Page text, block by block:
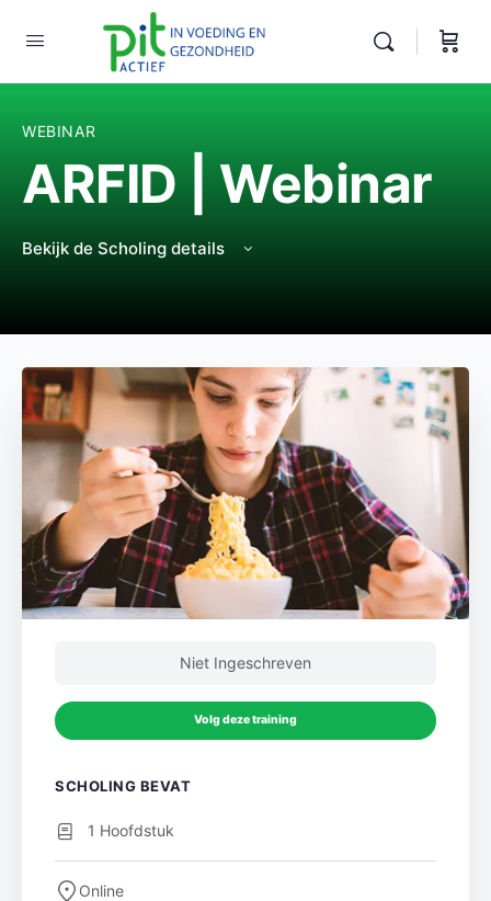
WEBINAR
ARFID | Webinar
Bekijk de Scholing details
Niet Ingeschreven
Volg deze training
SCHOLING BEVAT
1 Hoofdstuk
Online